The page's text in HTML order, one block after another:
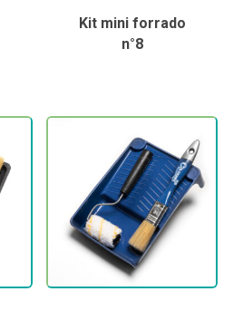
Kit mini forrado
n°8